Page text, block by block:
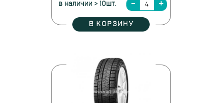
в наличии > 10шт.
В КОРЗИНУ